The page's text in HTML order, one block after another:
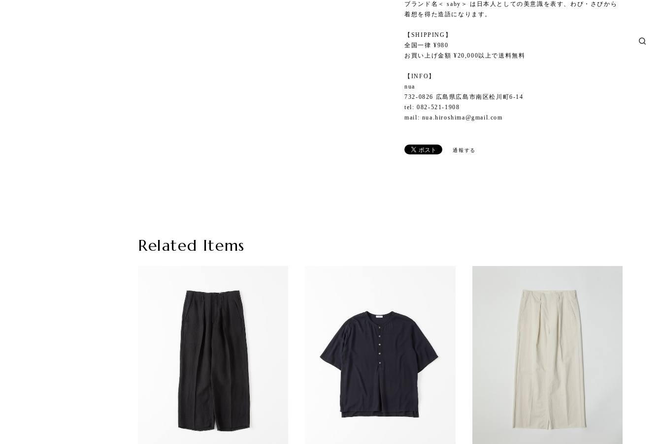
ブランド名＜ saby＞ は日本人としての美意識を表す、わび・さびから
着想を得た造語になります。
【SHIPPING】
全国一律 ¥980
お買い上げ金額 ¥20,000以上で送料無料
【INFO】
nua
732-0826 広島県広島市南区松川町6-14
tel: 082-521-1908
mail: nua.hiroshima@gmail.com
通報する
Related Items